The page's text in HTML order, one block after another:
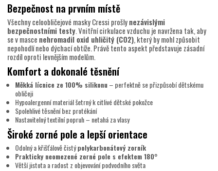
Bezpečnost na prvním místě
Všechny celoobličejové masky Cressi prošlynezávislými
bezpečnostními testy. Vnitřní cirkulace vzduchu je navržena tak, aby
se v masce nehromadil oxid uhličitý (CO2), který by mohl způsobit
nepohodlí nebo dýchací obtíže. Právě tento aspekt představuje zásadní
rozdíl oproti levnějším modelům.
Komfort a dokonalé těsnění
Měkká lícnice ze 100% silikonu – perfektně se přizpůsobí dětskému
obličeji
Hypoalergenní materiál šetrný k citlivé dětské pokožce
Spolehlivé těsnění bez protékání
Nastavitelný textilní popruh – netahá za vlasy
Široké zorné pole a lepší orientace
Odolný a křišťálově čistýpolykarbonátový zorník
Prakticky neomezené zorné pole s efektem 180°
Větší jistota a radost z objevování podvodního světa